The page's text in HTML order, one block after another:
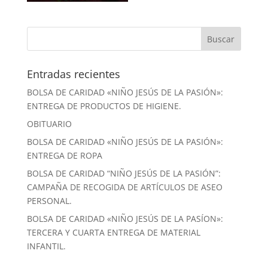
Entradas recientes
BOLSA DE CARIDAD «NIÑO JESÚS DE LA PASIÓN»:
ENTREGA DE PRODUCTOS DE HIGIENE.
OBITUARIO
BOLSA DE CARIDAD «NIÑO JESÚS DE LA PASIÓN»:
ENTREGA DE ROPA
BOLSA DE CARIDAD “NIÑO JESÚS DE LA PASIÓN”:
CAMPAÑA DE RECOGIDA DE ARTÍCULOS DE ASEO
PERSONAL.
BOLSA DE CARIDAD «NIÑO JESÚS DE LA PASÍON»:
TERCERA Y CUARTA ENTREGA DE MATERIAL
INFANTIL.